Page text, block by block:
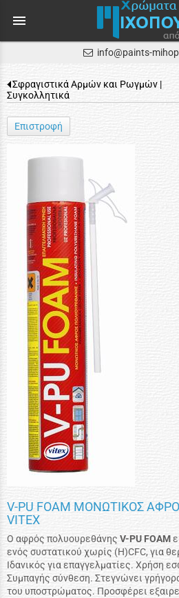
menu
info@paints-
Σφραγιστικά Αρμών και Ρωγμών |
Συγκολλητικά
Επιστροφή
V-PU FOAM ΜΟΝΩΤΙΚΟΣ
VITEX
Ο αφρός πολυουρεθάνης V-PU FOAM
ενός συστατικού χωρίς (H)CFC, για
Ιδανικός για επαγγελματίες. Χρήση
Συμπαγής σύνθεση. Στεγνώνει
του υποστρώματος. Προσφέρει